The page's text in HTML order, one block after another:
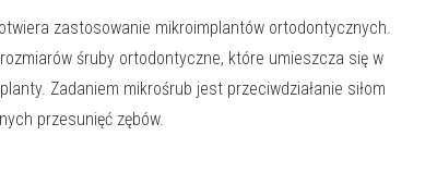
zastosowanie mikroimplantów ortodontycznych.
śruby ortodontyczne, które umieszcza się w
Zadaniem mikrośrub jest przeciwdziałanie siłom
przesunięć zębów.